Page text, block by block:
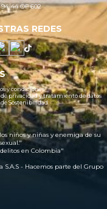
94-44 OF 602
REDES
y condiciones
privacidad y tratamiento de datos
Sostenibilidad
niños y niñas y enemiga de su
en Colombia"
S.A.S- Hacemos parte del Grupo